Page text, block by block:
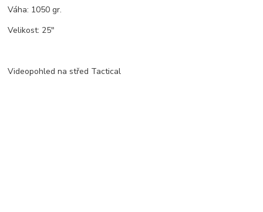
Váha: 1050 gr.
Velikost: 25"
Videopohled na střed Tactical